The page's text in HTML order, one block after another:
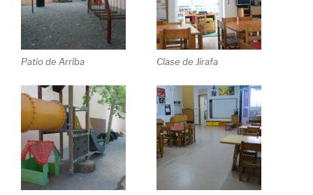
Patio de Arriba Clase de Jirafa